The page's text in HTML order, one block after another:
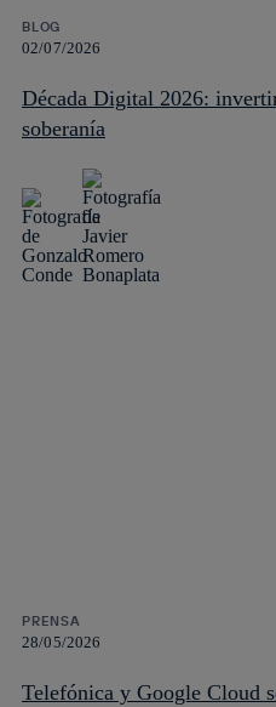
BLOG
02/07/2026
Década Digital 2026:
soberanía
PRENSA
28/05/2026
Telefónica y Google Cloud